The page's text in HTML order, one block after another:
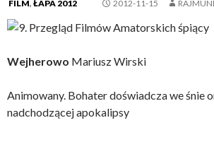
FILM, ŁAPA 2012 2012-11-15
Wejherowo Mariusz Wirski
Animowany. Bohater doświadcza we śnie
nadchodzącej apokalipsy